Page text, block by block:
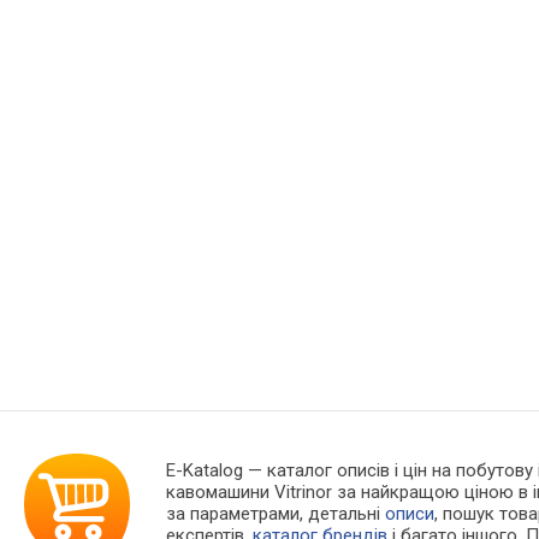
E-Katalog — каталог описів і цін на
кавомашини Vitrinor за найкращою ціною в
за параметрами, детальніописи, пошук